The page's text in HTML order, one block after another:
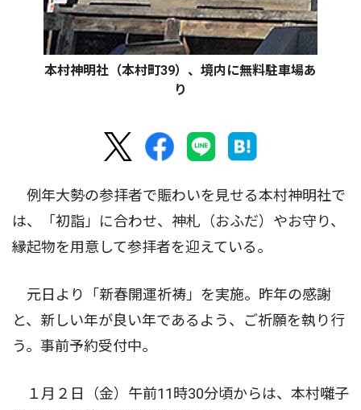
本村神明社（本村町39）、境内に無料駐車場あ
り
例年大勢の参拝者で賑わいを見せる本村神明社で
は、「初詣」に合わせ、神札（おふだ）やお守り、
縁起物を用意して参拝者を迎えている。
元日より「新春開運祈祷」を実施。昨年の感謝
と、新しい年が良い年であるよう、ご祈願を執り行
う。事前予約受付中。
１月２日（金）午前11時30分頃からは、本村囃子